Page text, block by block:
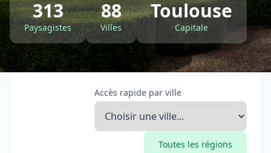
313
Paysagistes
88
Villes
Toulouse
Capitale
Accès rapide par ville
Toutes les régions